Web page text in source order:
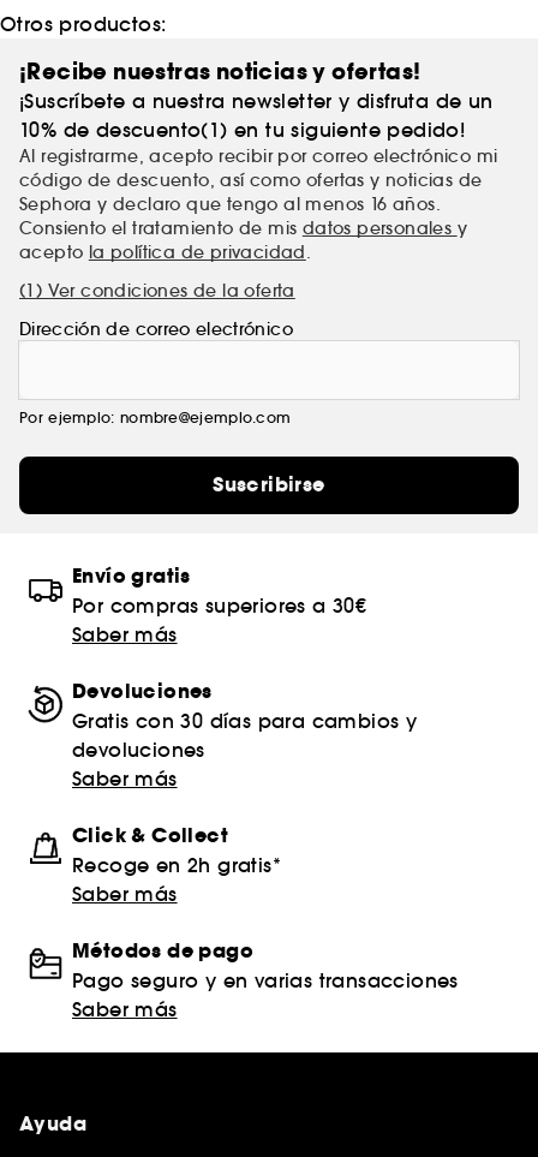
Otros productos:
¡Recibe nuestras noticias y ofertas!
¡Suscríbete a nuestra newsletter y disfruta de un
10% de descuento(1) en tu siguiente pedido!
Al registrarme, acepto recibir por correo electrónico mi
código de descuento, así como ofertas y noticias de
Sephora y declaro que tengo al menos 16 años.
Consiento el tratamiento de mis datos personales y
acepto la política de privacidad
(1) Ver condiciones de la oferta
Dirección de correo electrónico
Por ejemplo: nombre@ejemplo.com
Suscribirse
Envío gratis
Por compras superiores a 30€
Saber más
Devoluciones
Gratis con 30 días para cambios y
devoluciones
Saber más
Click & Collect
Recoge en 2h gratis*
Saber más
Métodos de pago
Pago seguro y en varias transacciones
Saber más
Ayuda